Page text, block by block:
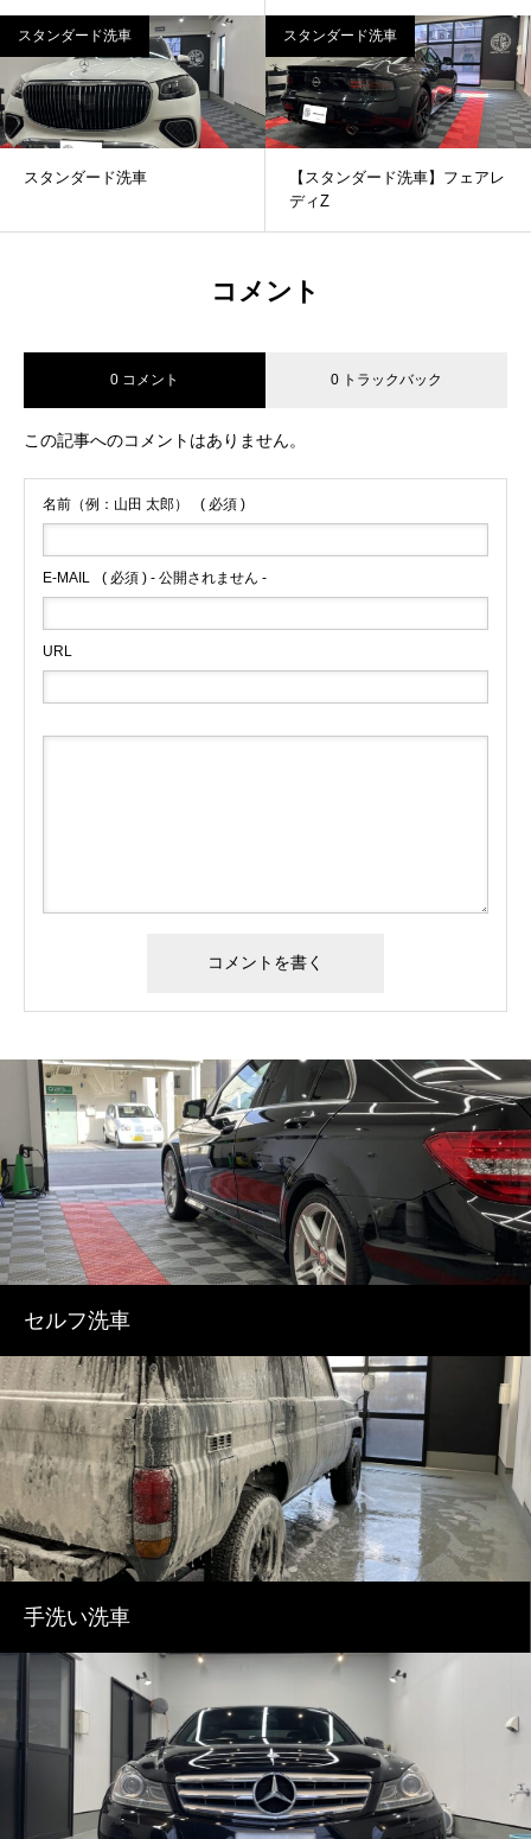
スタンダード洗車
スタンダード洗車
スタンダード洗車
【スタンダード洗車】フェアレ
ディZ
コメント
0 コメント 0 トラックバック
この記事へのコメントはありません。
名前（例：山田 太郎） ( 必須 )
E-MAIL ( 必須 ) - 公開されません -
URL
セルフ洗車
手洗い洗車